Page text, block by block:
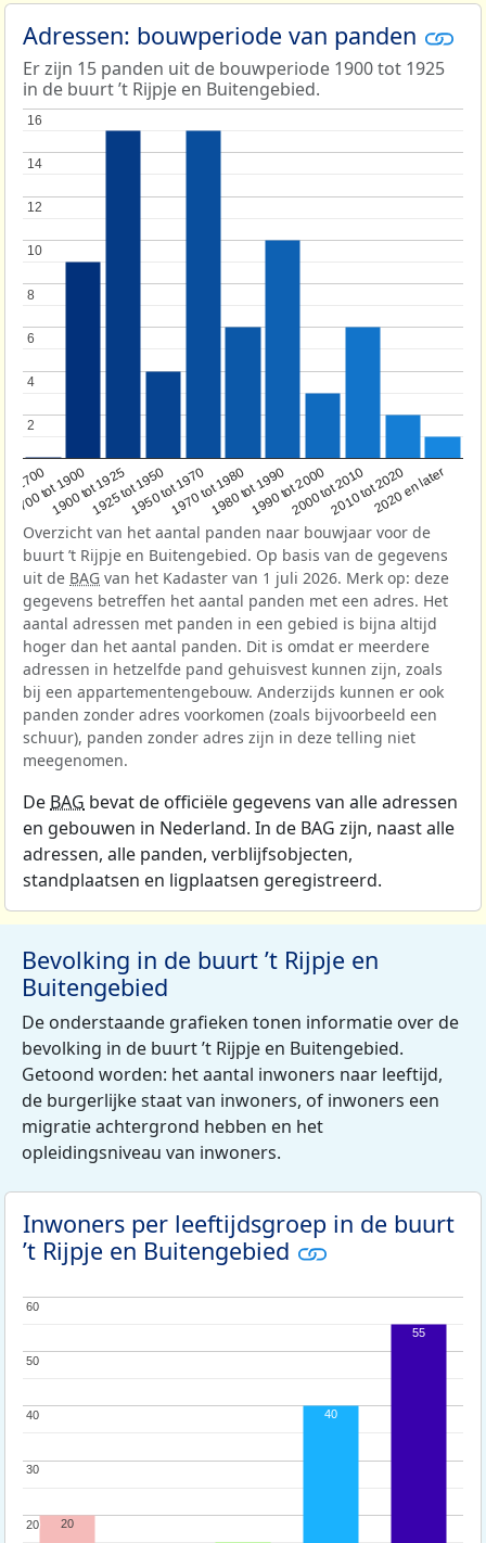
Adressen: bouwperiode van panden
Er zijn 15 panden uit de bouwperiode 1900 tot 1925
in de buurt ’t Rijpje en Buitengebied.
1700
1700 tot 1900
1900 tot 19251925 tot 19501950 tot 19701970 tot 19801980 tot 19901990 tot 20002000 tot 20102010 tot 20202020 en later
2
2
4
4
6
6
8
8
10
10
12
12
14
14
16
16
Overzicht van het aantal panden naar bouwjaar voor de
buurt ’t Rijpje en Buitengebied. Op basis van de gegevens
uit de BAG van het Kadaster van 1 juli 2026. Merk op: deze
gegevens betreffen het aantal panden met een adres. Het
aantal adressen met panden in een gebied is bijna altijd
hoger dan het aantal panden. Dit is omdat er meerdere
adressen in hetzelfde pand gehuisvest kunnen zijn, zoals
bij een appartementengebouw. Anderzijds kunnen er ook
panden zonder adres voorkomen (zoals bijvoorbeeld een
schuur), panden zonder adres zijn in deze telling niet
meegenomen.
De BAG bevat de officiële gegevens van alle adressen
en gebouwen in Nederland. In de BAG zijn, naast alle
adressen, alle panden, verblijfsobjecten,
standplaatsen en ligplaatsen geregistreerd.
Bevolking in de buurt ’t Rijpje en
Buitengebied
De onderstaande grafieken tonen informatie over de
bevolking in de buurt ’t Rijpje en Buitengebied.
Getoond worden: het aantal inwoners naar leeftijd,
de burgerlijke staat van inwoners, of inwoners een
migratie achtergrond hebben en het
opleidingsniveau van inwoners.
Inwoners per leeftijdsgroep in de buurt
’t Rijpje en Buitengebied
20
20
30
30
40
40
50
50
60
60
20
40
55